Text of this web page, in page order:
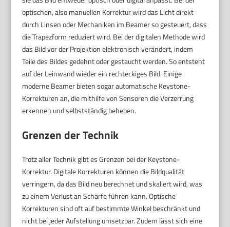
optischen, also manuellen Korrektur wird das Licht direkt
durch Linsen oder Mechaniken im Beamer so gesteuert, dass
die Trapezform reduziert wird. Bei der digitalen Methode wird
das Bild vor der Projektion elektronisch verändert, indem
Teile des Bildes gedehnt oder gestaucht werden. So entsteht
auf der Leinwand wieder ein rechteckiges Bild. Einige
moderne Beamer bieten sogar automatische Keystone-
Korrekturen an, die mithilfe von Sensoren die Verzerrung
erkennen und selbstständig beheben.
Grenzen der Technik
Trotz aller Technik gibt es Grenzen bei der Keystone-
Korrektur. Digitale Korrekturen können die Bildqualität
verringern, da das Bild neu berechnet und skaliert wird, was
zu einem Verlust an Schärfe führen kann. Optische
Korrekturen sind oft auf bestimmte Winkel beschränkt und
nicht bei jeder Aufstellung umsetzbar. Zudem lässt sich eine